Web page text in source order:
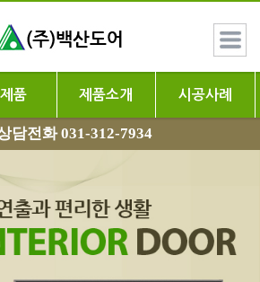
품 제품소개 시공사례
담전화 031-312-7934